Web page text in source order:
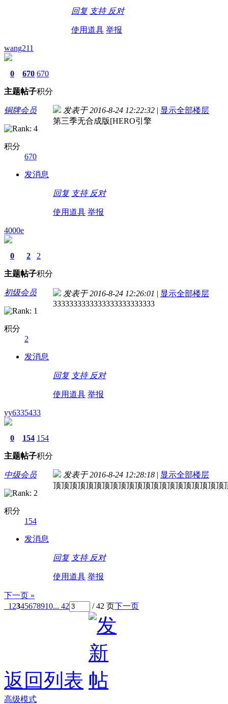
回复 支持 反对
使用道具 举报
wang211
0
主题
670
帖子
670
积分
铜牌会员
积分
670
发消息
发表于 2016-8-24 12:22:32 | 显示全部楼层
第三季无合成版[HERO引擎
回复 支持 反对
使用道具 举报
4000e
0
主题
2
帖子
2
积分
初级会员
积分
2
发消息
发表于 2016-8-24 12:26:01 | 显示全部楼层
3333333333333333333333333
回复 支持 反对
使用道具 举报
yy6335433
0
主题
154
帖子
154
积分
中级会员
积分
154
发消息
发表于 2016-8-24 12:28:18 | 显示全部楼层
顶顶顶顶顶顶顶顶顶顶顶顶顶顶顶顶顶顶顶顶顶
回复 支持 反对
使用道具 举报
下一页 »
1 2345678910... 42 / 42 页下一页
返回列表
高级模式